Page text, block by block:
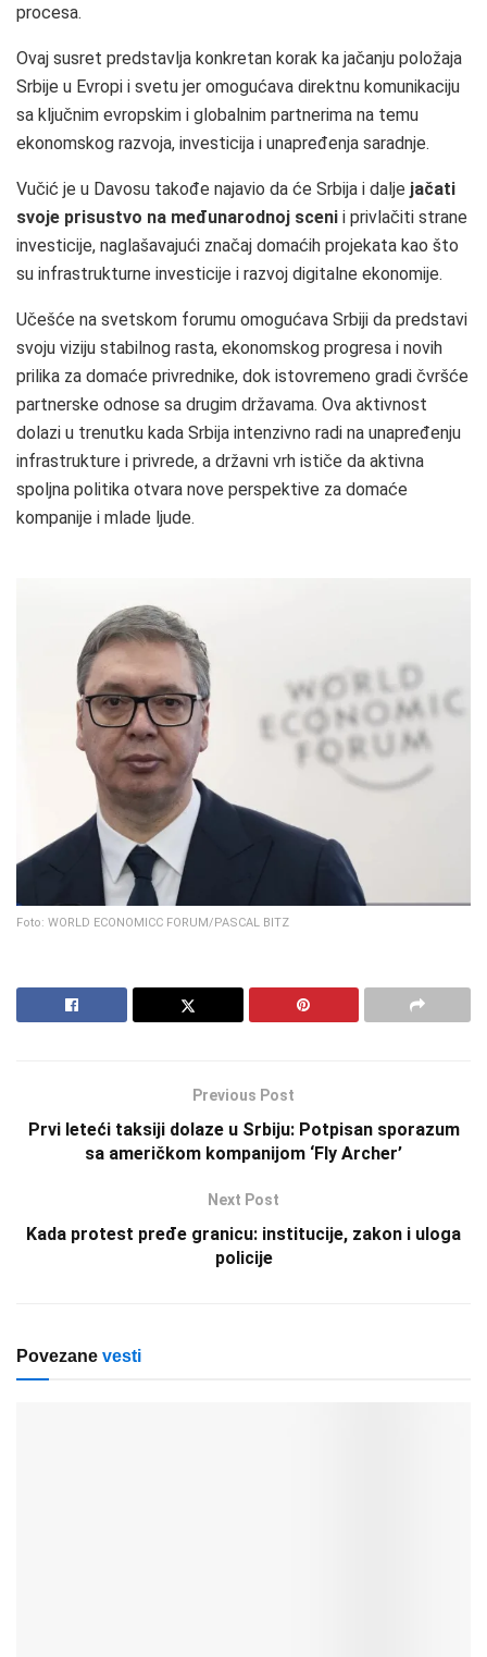
procesa.
Ovaj susret predstavlja konkretan korak ka jačanju položaja
Srbije u Evropi i svetu jer omogućava direktnu komunikaciju
sa ključnim evropskim i globalnim partnerima na temu
ekonomskog razvoja, investicija i unapređenja saradnje.
Vučić je u Davosu takođe najavio da će Srbija i dalje jačati
svoje prisustvo na međunarodnoj sceni i privlačiti strane
investicije, naglašavajući značaj domaćih projekata kao što
su infrastrukturne investicije i razvoj digitalne ekonomije.
Učešće na svetskom forumu omogućava Srbiji da predstavi
svoju viziju stabilnog rasta, ekonomskog progresa i novih
prilika za domaće privrednike, dok istovremeno gradi čvršće
partnerske odnose sa drugim državama. Ova aktivnost
dolazi u trenutku kada Srbija intenzivno radi na unapređenju
infrastrukture i privrede, a državni vrh ističe da aktivna
spoljna politika otvara nove perspektive za domaće
kompanije i mlade ljude.
Foto: WORLD ECONOMICC FORUM/PASCAL BITZ
Previous Post
Prvi leteći taksiji dolaze u Srbiju: Potpisan sporazum
sa američkom kompanijom ‘Fly Archer’
Next Post
Kada protest pređe granicu: institucije, zakon i uloga
policije
Povezane vesti